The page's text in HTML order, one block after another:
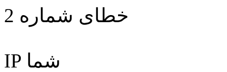
خطای شماره 2
IP شما